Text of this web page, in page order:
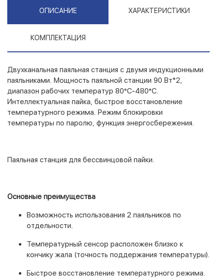
ОПИСАНИЕ ХАРАКТЕРИСТИКИ
КОМПЛЕКТАЦИЯ
Двухканальная паяльная станция с двумя индукционными
паяльниками. Мощность паяльной станции 90 Вт*2,
диапазон рабочих температур 80°C-480°C.
Интеллектуальная пайка, быстрое восстановление
температурного режима. Режим блокировки
температуры по паролю, функция энергосбережения.
Паяльная станция для бессвинцовой пайки.
Основные преимущества
Возможность использования 2 паяльников по
отдельности.
Температурный сенсор расположен близко к
кончику жала (точность поддержания температуры).
Быстрое восстановление температурного режима.